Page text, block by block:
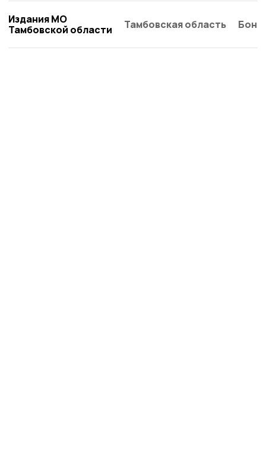
Издания МО
Тамбовской области
Тамбовская область